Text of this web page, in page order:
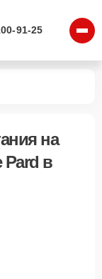
91-25
на
в